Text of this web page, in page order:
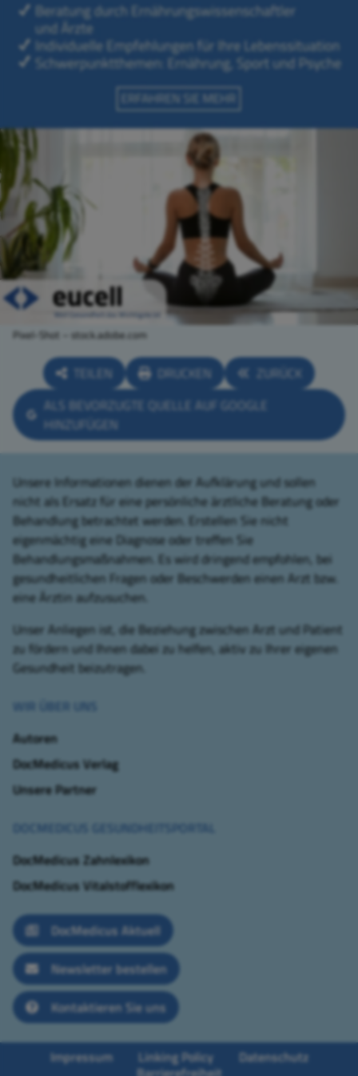
Pixel-Shot – stock.adobe.com
TEILEN DRUCKEN
ZURÜCK
ALS BEVORZUGTE QUELLE AUF GOOGLE
HINZUFÜGEN
Unsere Informationen dienen der Aufklärung und sollen
nicht als Ersatz für eine persönliche ärztliche Beratung oder
Behandlung betrachtet werden. Erstellen Sie nicht
eigenmächtig eine Diagnose oder treffen Sie
Behandlungsmaßnahmen. Es wird dringend empfohlen, bei
gesundheitlichen Fragen oder Beschwerden einen Arzt bzw.
eine Ärztin aufzusuchen.
Unser Anliegen ist, die Beziehung zwischen Arzt und Patient
zu fördern und Ihnen dabei zu helfen, aktiv zu Ihrer eigenen
Gesundheit beizutragen.
WIR ÜBER UNS
Autoren
DocMedicus Verlag
Unsere Partner
DOCMEDICUS GESUNDHEITSPORTAL
DocMedicus Zahnlexikon
DocMedicus Vitalstofflexikon
DocMedicus Aktuell
Newsletter bestellen
Kontaktieren Sie uns
Impressum Linking Policy
Datenschutz